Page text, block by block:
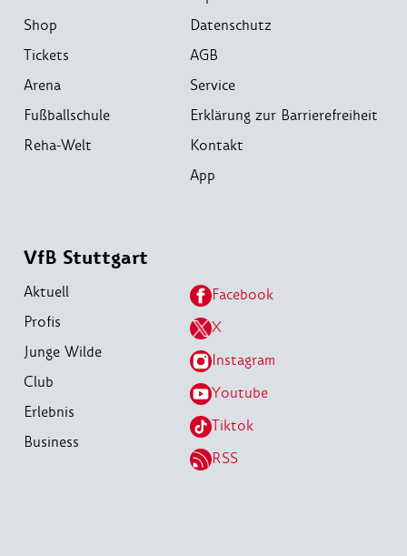
Shop
Tickets
Arena
Fußballschule
Reha-Welt
Datenschutz
AGB
Service
Erklärung zur Barrierefreiheit
Kontakt
App
VfB Stuttgart
Aktuell
Profis
Junge Wilde
Club
Erlebnis
Business
Facebook
X
Instagram
Youtube
Tiktok
RSS